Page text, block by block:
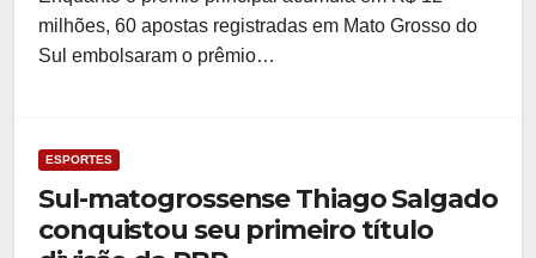
milhões, 60 apostas registradas em Mato Grosso do
Sul embolsaram o prêmio…
ESPORTES
Sul-matogrossense Thiago Salgado
conquistou seu primeiro título